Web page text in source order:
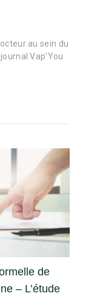
au sein du
Vap’You
de
– L’étude